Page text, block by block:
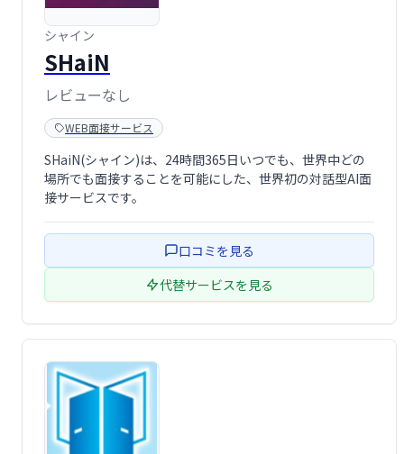
シャイン
SHaiN
レビューなし
WEB面接サービス
SHaiN(シャイン)は、24時間365日いつでも、世界中どの
場所でも面接することを可能にした、世界初の対話型AI面
接サービスです。
口コミを見る
代替サービスを見る